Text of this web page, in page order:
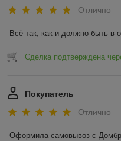
Отлично
Всё так, как и должно быть в
Сделка подтверждена
Покупатель
Отлично
Оформила самовывоз с